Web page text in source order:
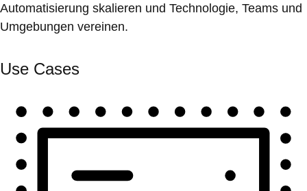
Automatisierung skalieren und Technologie, Teams und
Umgebungen vereinen.
Use Cases